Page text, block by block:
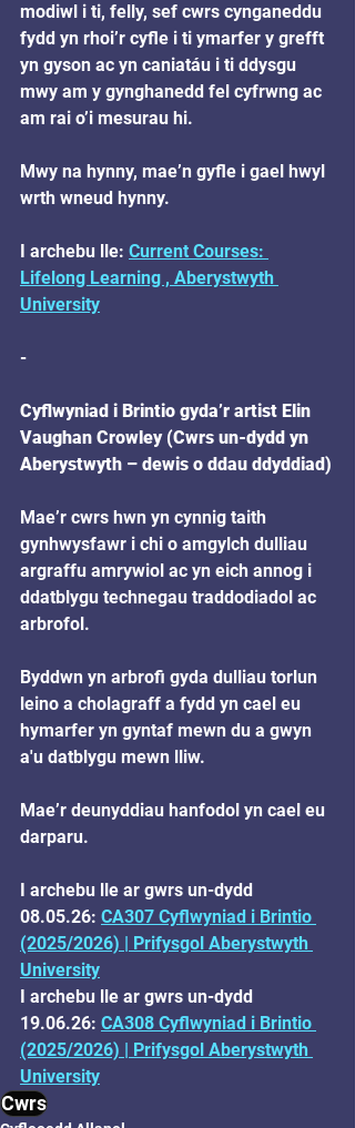
modiwl i ti, felly, sef cwrs cynganeddu
fydd yn rhoi’r cyfle i ti ymarfer y grefft
yn gyson ac yn caniatáu i ti ddysgu
mwy am y gynghanedd fel cyfrwng ac
am rai o’i mesurau hi.
Mwy na hynny, mae’n gyfle i gael hwyl
wrth wneud hynny.
I archebu lle: Current Courses:
Lifelong Learning , Aberystwyth
University
-
Cyflwyniad i Brintio gyda’r artist Elin
Vaughan Crowley (Cwrs un-dydd yn
Aberystwyth – dewis o ddau ddyddiad)
Mae’r cwrs hwn yn cynnig taith
gynhwysfawr i chi o amgylch dulliau
argraffu amrywiol ac yn eich annog i
ddatblygu technegau traddodiadol ac
arbrofol.
Byddwn yn arbrofi gyda dulliau torlun
leino a cholagraff a fydd yn cael eu
hymarfer yn gyntaf mewn du a gwyn
a'u datblygu mewn lliw.
Mae’r deunyddiau hanfodol yn cael eu
darparu.
I archebu lle ar gwrs un-dydd
08.05.26: CA307 Cyflwyniad i Brintio
(2025/2026) | Prifysgol Aberystwyth
University
I archebu lle ar gwrs un-dydd
19.06.26: CA308 Cyflwyniad i Brintio
(2025/2026) | Prifysgol Aberystwyth
University
Cwrs